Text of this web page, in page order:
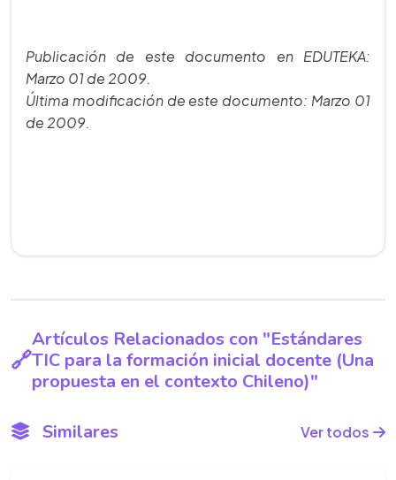
Publicación de este documento en EDUTEKA:
Marzo 01 de 2009.
Última modificación de este documento: Marzo 01
de 2009.
Artículos Relacionados con "Estándares
TIC para la formación inicial docente (Una
propuesta en el contexto Chileno)"
Similares Ver todos